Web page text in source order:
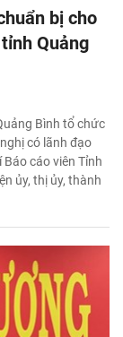
bị cho
Quảng
Bình tổ chức
có lãnh đạo
Báo cáo viên Tỉnh
ủy, thị ủy, thành